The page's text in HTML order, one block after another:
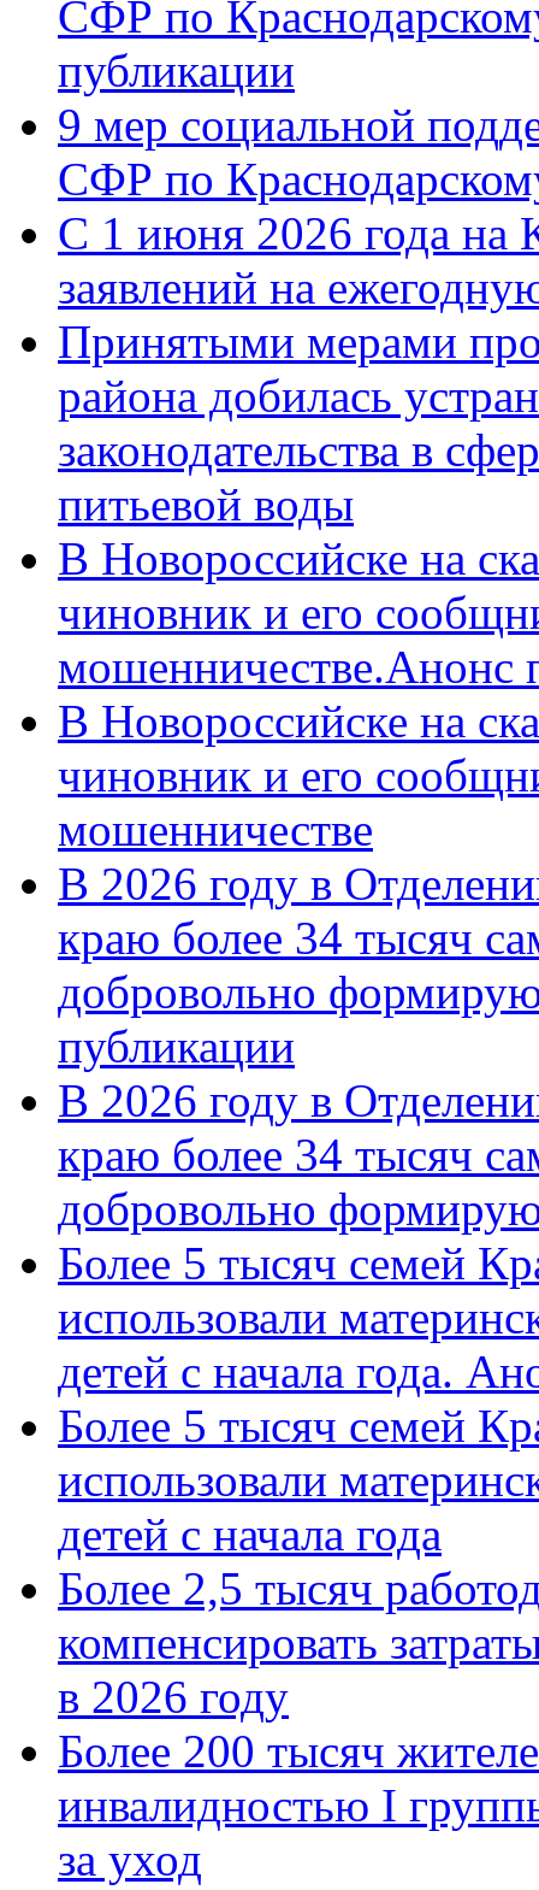
СФР по
публикации
9 мер социальной
СФР по
С 1 июня 2026 года на
заявлений на
Принятыми мерами
района добилась
законодательства в
питьевой воды
В Новороссийске на
чиновник и его
мошенничестве.Анонс
В Новороссийске на
чиновник и его
мошенничестве
В 2026 году в
краю более 34 тысяч
добровольно
публикации
В 2026 году в
краю более 34 тысяч
добровольно
Более 5 тысяч семей
использовали
детей с начала года.
Более 5 тысяч семей
использовали
детей с начала года
Более 2,5 тысяч
компенсировать
в 2026 году
Более 200 тысяч
инвалидностью I
за уход